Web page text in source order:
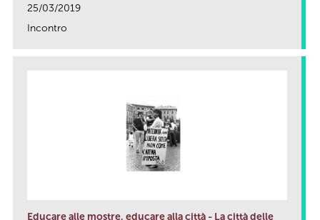
25/03/2019
Incontro
Educare alle mostre, educare alla città - La città delle